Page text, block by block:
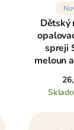
Dětský
spreji
meloun